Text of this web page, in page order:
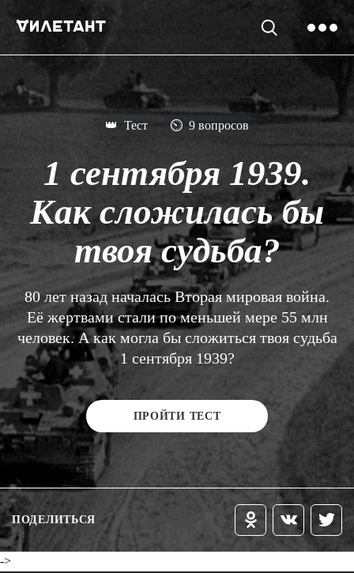
👑 Тест ⏲ 9 вопросов
1 сентября 1939.
Как сложилась бы
твоя судьба?
80 лет назад началась Вторая мировая война.
Её жертвами стали по меньшей мере 55 млн
человек. А как могла бы сложиться твоя судьба
1 сентября 1939?
ПРОЙТИ ТЕСТ
ПОДЕЛИТЬСЯ
->